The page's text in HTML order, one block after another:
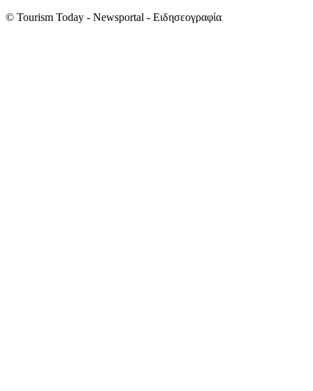
© Tourism Today - Newsportal - Ειδησεογραφία